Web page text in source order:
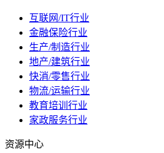
互联网/IT行业
金融保险行业
生产/制造行业
地产/建筑行业
快消/零售行业
物流/运输行业
教育培训行业
家政服务行业
资源中心